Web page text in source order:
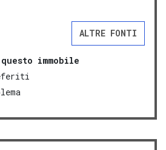
ALTRE FONTI
questo immobile